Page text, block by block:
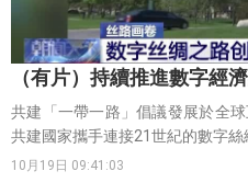
（有片）持續推進數字
創造新機遇
共建「一帶一路」倡議發展於全
共建國家攜手連接21世紀的數字絲
10月19日 09:41:03